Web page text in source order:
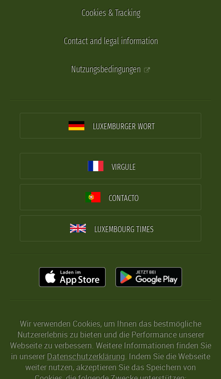
Cookies & Tracking
Contact and legal information
Nutzungsbedingungen
LUXEMBURGER WORT
VIRGULE
CONTACTO
LUXEMBOURG TIMES
Wir verwenden Cookies, um Ihnen das bestmögliche
Nutzererlebnis zu bieten und die Performance unserer
Webseite zu verbessern. Weitere Informationen finden Sie
in unserer Datenschutzerklärung. Indem Sie die Webseite
weiter nutzen, akzeptieren Sie das Speichern von